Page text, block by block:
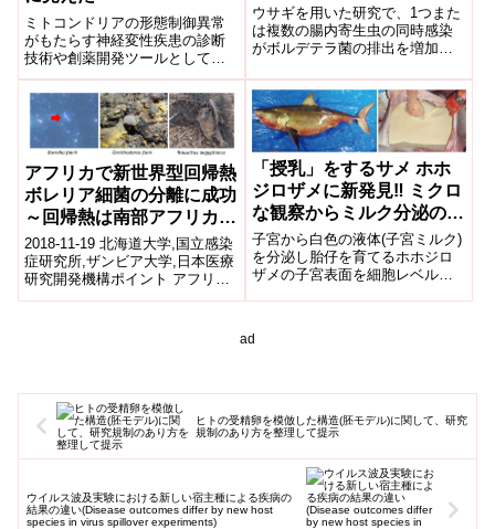
ミトコンドリアの形態制御異常
がもたらす神経変性疾患の診断
技術や創薬開発ツールとして期
待2019-07-23 名古屋大学,東京
大学 大学院理学系研究科,理化学
研究...
increase onward
transmission of
respiratory bugs in
ウサギを用いた研究で、1つまた
は複数の腸内寄生虫の同時感染
がボルデテラ菌の排出を増加さ
可能性があることが示された。A
study i...
アフリカで新世界型回帰熱
ボレリア細菌の分離に成功
～回帰熱は南部アフリカに
も常在～
2018-11-19 北海道大学,国立感染
症研究所,ザンビア大学,日本医療
研究開発機構ポイント アフリカ
のザンビア共和国において発熱
「授乳」をするサメ ホホ
ジロザメに新発見‼ ミクロ
な観察からミルク分泌の仕
組みが明らかに!
子宮から白色の液体(子宮ミルク)
を分泌し胎仔を育てるホホジロ
ザメの子宮表面を細胞レベルで
されていることが判明し、哺乳
しました。
ad
ヒトの受精卵を模倣した構造(胚モデル)に関して、研究
規制のあり方を整理して提示
ウイルス波及実験における新しい宿主種による疾病の
結果の違い(Disease outcomes differ by new host
species in virus spillover experiments)